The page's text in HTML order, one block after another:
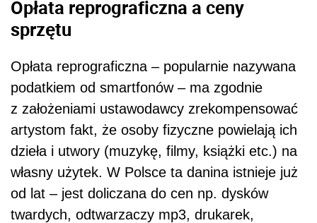
twardych, odtwarzaczy mp3, drukarek,
kserokopiarek czy papieru ksero, a pobierają ją
organizacje zbiorowego zarządzania prawami
autorskimi (np. ZAiKS), inkasując dla siebie
nawet połowę zbieranych kwot na różnorakie
kosztyi fundusze. Ministerstwo
Kultury, Dziedzictwa Narodowego i Sportu
w ramach projektowanej ustawy
o uprawnieniach artysty zawodowego chce
rozszerzyć i podwyższyć opłatę